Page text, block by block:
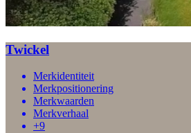
Twickel
Merkidentiteit
Merkpositionering
Merkwaarden
Merkverhaal
+9